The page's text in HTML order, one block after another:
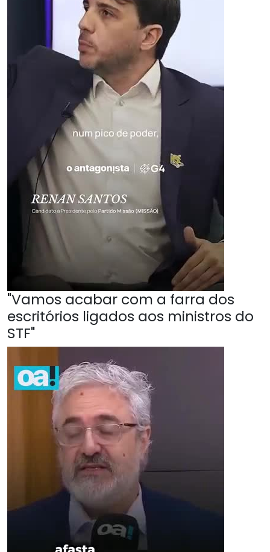
"Vamos acabar com a farra dos
escritórios ligados aos ministros do
STF"